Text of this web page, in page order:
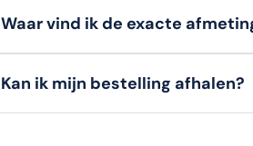
te melden.Zakelijke klanten (B2B)
details.
Waar vind ik de exacte
hieronder op deze pagina, alsook in
Kan ik mijn bestelling afhalen?